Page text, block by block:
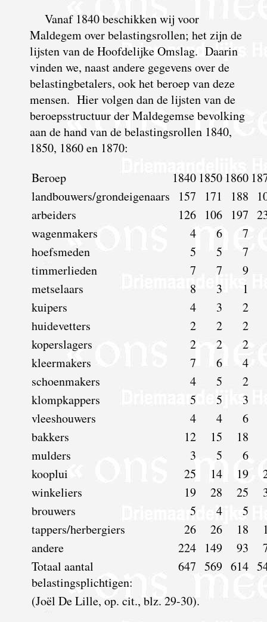
Vanaf 1840 beschikken wij voor
Maldegem over belastingsrollen; het zijn de
lijsten van de Hoofdelijke Omslag. Daarin
vinden we, naast andere gegevens over de
belastingbetalers, ook het beroep van deze
mensen. Hier volgen dan de lijsten van de
beroepsstructuur der Maldegemse bevolking
aan de hand van de belastingsrollen 1840,
1850, 1860 en 1870:
Beroep
1840 1850 1860
landbouwers/grondeigenaars
157 171 188
arbeiders
126 106 197
wagenmakers
4 6
7
hoefsmeden
5 5
7
timmerlieden
7 7
9
metselaars
8 3
1
kuipers
4 3
2
huidevetters
2 2
2
koperslagers
2 2
2
kleermakers
7 6
4
schoenmakers
4 5
2
klompkappers
5 5
3
vleeshouwers
4 4
6
bakkers
12 15
18
mulders
3 5
6
kooplui
25 14 19
winkeliers
19 28 25
brouwers
5 4
5
tappers/herbergiers
26 26 18
andere
224 149 93
Totaal aantal
belastingsplichtigen:
647 569 614
(Joël De Lille, op. cit., blz. 29-30).